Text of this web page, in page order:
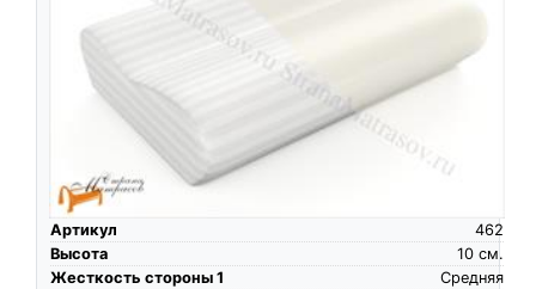
Артикул
462
Высота
см.
10
Жесткость стороны 1
Средняя